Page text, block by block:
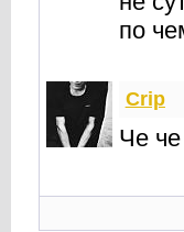
по
Crip
Че